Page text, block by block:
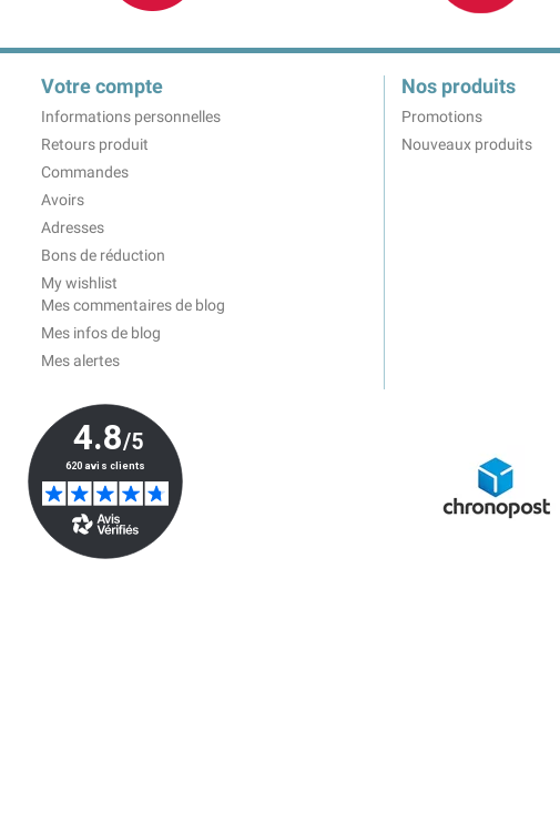
Votre compte
Informations personnelles
Retours produit
Commandes
Avoirs
Adresses
Bons de réduction
My wishlist
Mes commentaires de blog
Mes infos de blog
Mes alertes
Nos produits
Promotions
Nouveaux produits